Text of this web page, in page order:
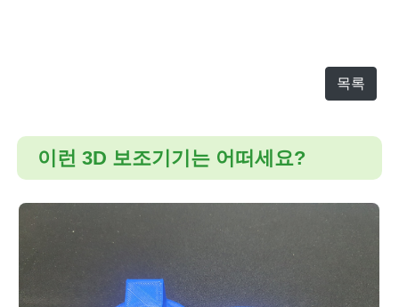
목록
이런 3D 보조기기는 어떠세요?